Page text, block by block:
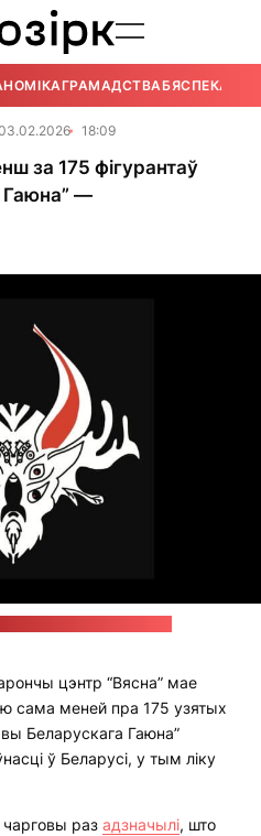
ГРАМАДСТВАБЯСПЕКА
18:09
за 175 фігурантаў
Гаюна” —
цэнтр “Вясна” мае
сама меней пра 175 узятых
Беларускага Гаюна”
ў Беларусі, у тым ліку
раз адзначылі, што